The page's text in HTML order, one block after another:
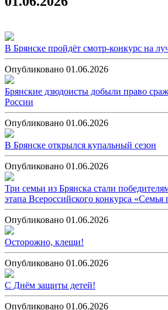
В Брянске пройдёт смотр-конкурс на
Опубликовано 01.06.2026
Брянские дзюдоисты добыли право
России
Опубликовано 01.06.2026
В Брянске открылся купальный сезон
Опубликовано 01.06.2026
Три семьи из Брянска стали
этапа Всероссийского конкурса
Опубликовано 01.06.2026
Осторожно, клещи!
Опубликовано 01.06.2026
С Днём защиты детей!
Опубликовано 01.06.2026